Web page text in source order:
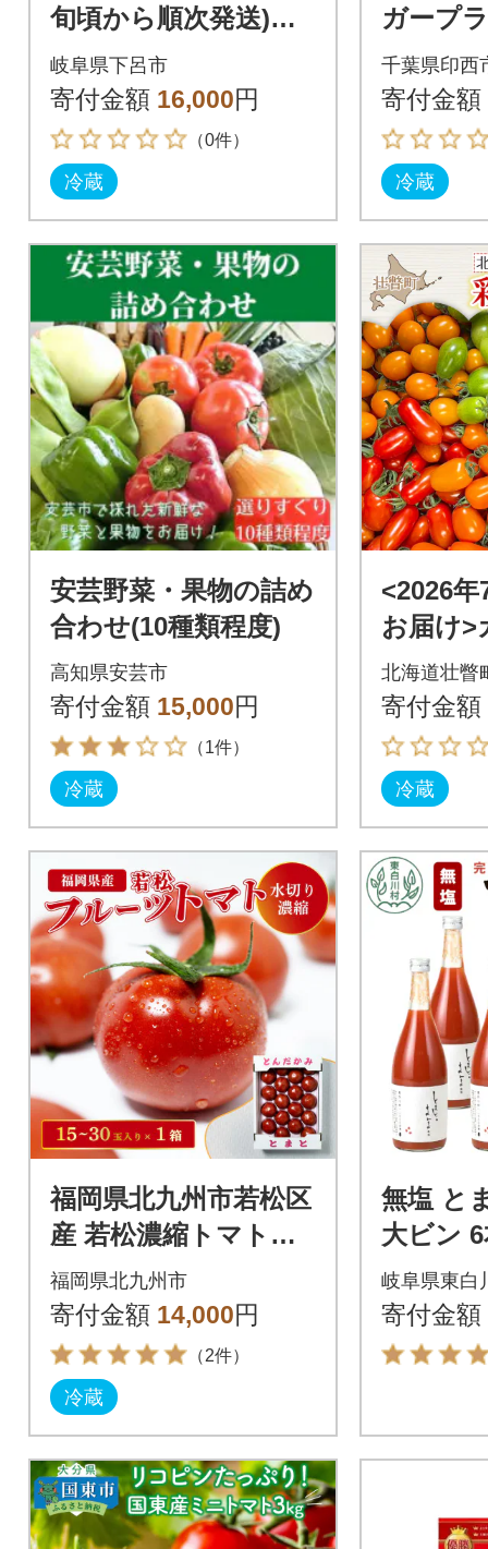
旬頃から順次発送)甘
熟トマト 麗月 Lサイ
ズ 4kg【119-4】
岐阜県下呂市
寄付金額 16,000円
（0件）
冷蔵
ガープ
セット
千葉県印西
寄付金額
冷蔵
安芸野菜・果物の詰め
合わせ(10種類程度)
高知県安芸市
寄付金額 15,000円
（1件）
冷蔵
<2026
お届け>
トマト
壮瞥産
北海道壮瞥
寄付金額
冷蔵
福岡県北九州市若松区
産 若松濃縮トマト
1.2K箱(15玉～30玉入
り)【3月上旬より順次
発送】
福岡県北九州市
寄付金額 14,000円
（2件）
冷蔵
無塩 と
大ビン
トマト
岐阜県東白
寄付金額